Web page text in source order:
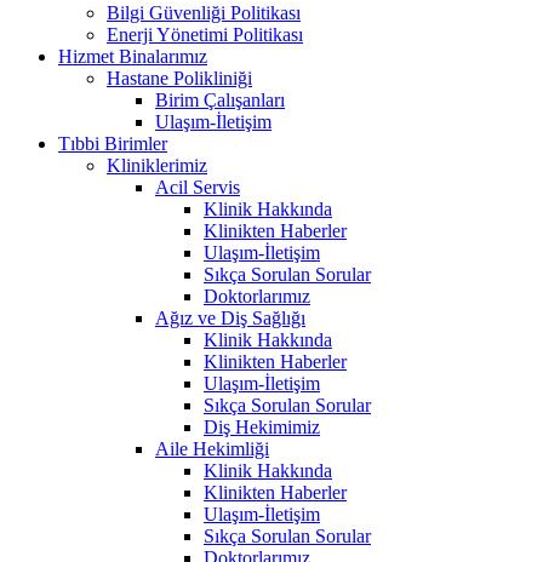
Bilgi Güvenliği Politikası
Enerji Yönetimi Politikası
Hizmet Binalarımız
Hastane Polikliniği
Birim Çalışanları
Ulaşım-İletişim
Tıbbi Birimler
Kliniklerimiz
Acil Servis
Klinik Hakkında
Klinikten Haberler
Ulaşım-İletişim
Sıkça Sorulan Sorular
Doktorlarımız
Ağız ve Diş Sağlığı
Klinik Hakkında
Klinikten Haberler
Ulaşım-İletişim
Sıkça Sorulan Sorular
Diş Hekimimiz
Aile Hekimliği
Klinik Hakkında
Klinikten Haberler
Ulaşım-İletişim
Sıkça Sorulan Sorular
Doktorlarımız